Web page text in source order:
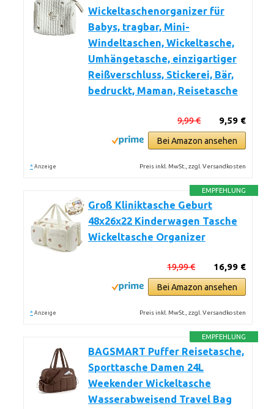
Wickeltaschenorganizer für
Babys, tragbar, Mini-
Windeltaschen, Wickeltasche,
Umhängetasche, einzigartiger
Reißverschluss, Stickerei, Bär,
bedruckt, Maman, Reisetasche
9,59 €
9,99 €
Bei Amazon ansehen
* Anzeige Preis inkl. MwSt., zzgl. Versandkosten
EMPFEHLUNG
Groß Kliniktasche Geburt
48x26x22 Kinderwagen Tasche
Wickeltasche Organizer
16,99 €
19,99 €
Bei Amazon ansehen
* Anzeige Preis inkl. MwSt., zzgl. Versandkosten
EMPFEHLUNG
BAGSMART Puffer Reisetasche,
Sporttasche Damen 24L
Weekender Wickeltasche
Wasserabweisend Travel Bag